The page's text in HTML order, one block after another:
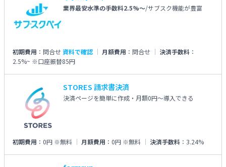
業界最安水準の手数料2.5%〜/サブスク機能が豊富
初期費用 ： 問合せ資料で確認 月額費用 ： 問合せ 決済手数料 ：
2.5%~ ※口座振替85円
STORES 請求書決済
決済ページを簡単に作成・月額0円～導入できる
初期費用 ： 0円 ※無料 月額費用 ： 0円 ※無料 決済手数料 ： 3.24%